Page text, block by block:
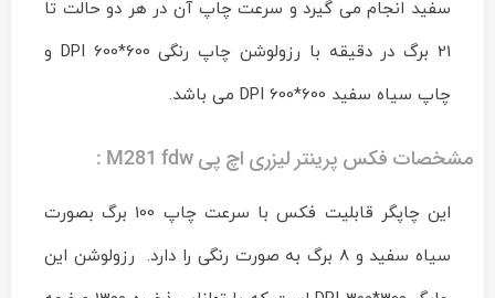
سفید انجام می گیرد و سرعت چاپ آن در هر دو حالت تا
21 برگ در دقیقه با رزولوشن چاپ رنگی 600*600 DPI و
چاپ سیاه سفید 600*600 DPI می باشد.
مشخصات فکس پرینتر لیزری اچ پی M281 fdw :
این چاپگر قابلیت فکس با سرعت چاپ 100 برگ بصورت
سیاه سفید و 8 برگ به صورت رنگی را دارد. رزولوشن این